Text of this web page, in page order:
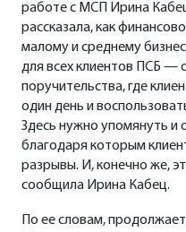
работе с МСП Ирина
рассказала, как
малому и среднему
для всех клиентов ПСБ —
поручительства, где
один день и
Здесь нужно упомянуть и
благодаря которым
разрывы. И, конечно же,
сообщила Ирина Кабец.
По ее словам,